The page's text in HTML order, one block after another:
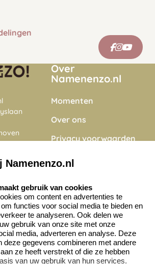
Over
Namenenzo.nl
Momenten
Over ons
Privacy voorwaarden
Onze vacatures
Klantenservice:
Contact opnemen
Veelgestelde vragen
gebruik van cookies
om content en advertenties te
functies voor social media te bieden en
te analyseren. Ook delen we
gebruik van onze site met onze
media, adverteren en analyse. Deze
deze gegevens combineren met andere
ze heeft verstrekt of die ze hebben
van uw gebruik van hun services.